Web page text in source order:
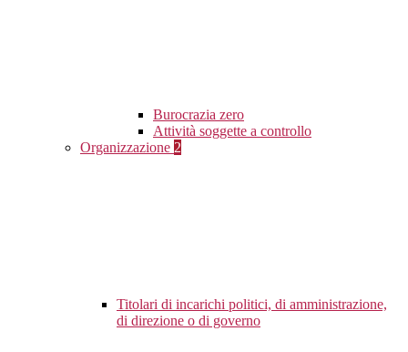
Burocrazia zero
Attività soggette a controllo
Organizzazione 2
Titolari di incarichi politici, di amministrazione,
di direzione o di governo